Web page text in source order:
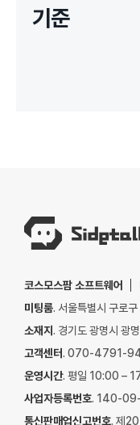
기준
코스모스팜 소프트웨어
미팅룸. 서울특별시 구로
소재지. 경기도 광명시 광
고객센터. 070-4791-
운영시간. 평일 10:00 –
사업자등록번호. 140-
통신판매업신고번호. 제